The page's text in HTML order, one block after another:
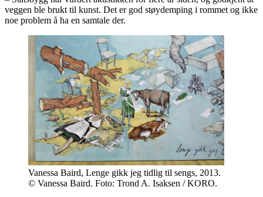
veggen ble brukt til kunst. Det er god støydemping i rommet og ikke
noe problem å ha en samtale der.
Vanessa Baird, Lenge gikk jeg tidlig til sengs, 2013.
© Vanessa Baird. Foto: Trond A. Isaksen / KORO.